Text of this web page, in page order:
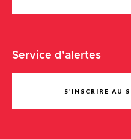
Service d'alertes
S’INSCRIRE AU